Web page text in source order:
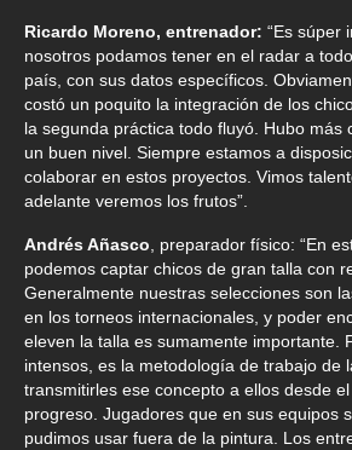
Ricardo Moreno, entrenador: “Es súper
nosotros podamos tener en el radar a
país, con sus datos específicos.
costó un poquito la integración de los
la segunda práctica todo fluyó. Hubo más
un buen nivel. Siempre estamos a
colaborar en estos proyectos. Vimos
adelante veremos los frutos”.
Andrés Añasco , preparador físico: “En
podemos captar chicos de gran talla con
Generalmente nuestras selecciones son
en los torneos internacionales, y poder
eleven la talla es sumamente importante.
intensos, es la metodología de trabajo de
transmitirles ese concepto a ellos desde
progreso. Jugadores que en sus equipos
pudimos usar fuera de la pintura. Los